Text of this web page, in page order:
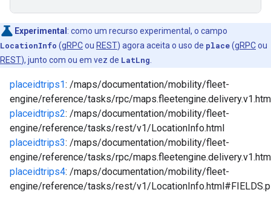
Experimental : como um recurso experimental, o campo
LocationInfo (gRPCou REST) agora aceita o uso de place(gRPCou
REST), junto com ou em vez de LatLng
placeidtrips1: /maps/documentation/mobility/fleet-
engine/reference/tasks/rpc/
placeidtrips2: /maps/documentation/mobility/fleet-
engine/reference/tasks/rest/v1/LocationInfo.html
placeidtrips3: /maps/documentation/mobility/fleet-
engine/reference/tasks/rpc/
placeidtrips4: /maps/documentation/mobility/fleet-
engine/reference/tasks/rest/v1/